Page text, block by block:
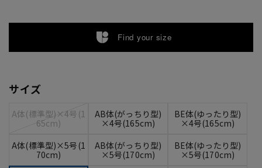
Find your size
サイズ
A体(標準型)×4号(1
65cm)
AB体(がっちり型)
×4号(165cm)
BE体(ゆったり型)
×4号(165cm)
A体(標準型)×5号(1
70cm)
AB体(がっちり型)
×5号(170cm)
BE体(ゆったり型)
×5号(170cm)